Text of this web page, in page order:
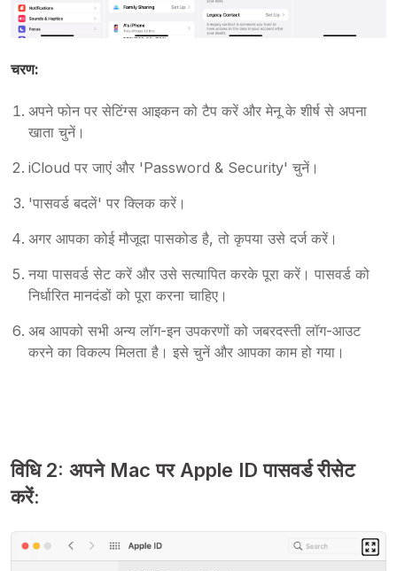
चरण:
अपने फोन पर सेटिंग्स आइकन को टैप करें और मेनू के शीर्ष से अपना
खाता चुनें।
iCloud पर जाएं और 'Password & Security' चुनें।
'पासवर्ड बदलें' पर क्लिक करें।
अगर आपका कोई मौजूदा पासकोड है, तो कृपया उसे दर्ज करें।
नया पासवर्ड सेट करें और उसे सत्यापित करके पूरा करें। पासवर्ड को
निर्धारित मानदंडों को पूरा करना चाहिए।
अब आपको सभी अन्य लॉग-इन उपकरणों को जबरदस्ती लॉग-आउट
करने का विकल्प मिलता है। इसे चुनें और आपका काम हो गया।
विधि 2: अपने Mac पर Apple ID पासवर्ड रीसेट
करें: